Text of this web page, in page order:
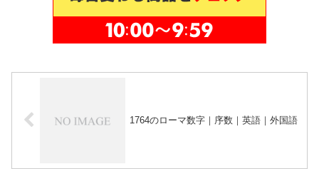
1764のローマ数字｜序数｜英語｜外国語